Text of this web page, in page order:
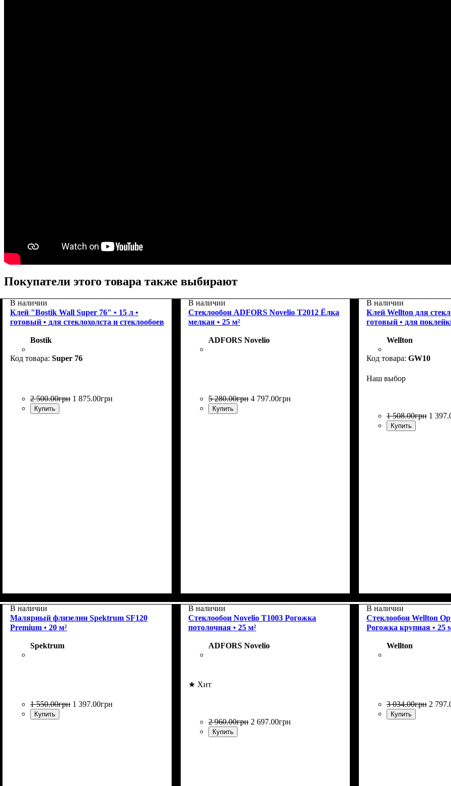
Покупатели этого товара также выбирают
В наличии
Клей "Bostik Wall Super 76" • 15 л •
готовый • для стеклохолста и стеклообоев
Bostik
Super 76
2 500.00грн 1 875.00грн
Купить
виниловые обои на бумажной основе, для
тканевых обоев, для тяжелых обоев.
В наличии
Стеклообои ADFORS Novelio T2012 Ёлка
мелкая • 25 м²
ADFORS Novelio
5 280.00грн 4 797.00грн
Купить
В наличии
Клей Wellton для
готовый • для
Wellton
GW10
Наш выбор
1 508.00грн 1 397.
Купить
виниловые обои на
тканевых обоев, для
В наличии
Малярный флизелин Spektrum SF120
Premium • 20 м²
Spektrum
1 550.00грн 1 397.00грн
Купить
В наличии
Стеклообои Novelio T1003 Рогожка
потолочная • 25 м²
ADFORS Novelio
★ Хит
2 960.00грн 2 697.00грн
Купить
В наличии
Стеклообои Wellton
Рогожка крупная • 25
Wellton
3 034.00грн 2 797.
Купить